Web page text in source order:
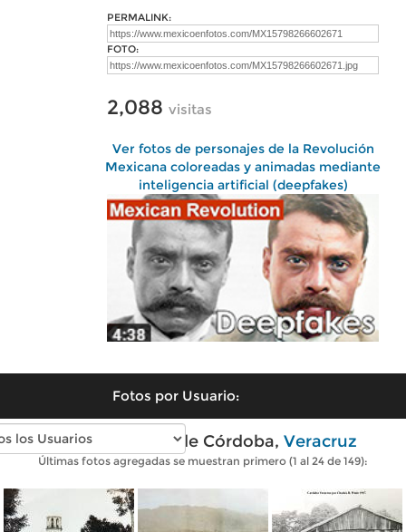
PERMALINK:
FOTO:
2,088 visitas
Ver fotos de personajes de la Revolución
Mexicana coloreadas y animadas mediante
inteligencia artificial (deepfakes)
Fotos por Usuario:
Fotos antiguas de Córdoba, Veracruz
Últimas fotos agregadas se muestran primero (1 al 24 de 149):